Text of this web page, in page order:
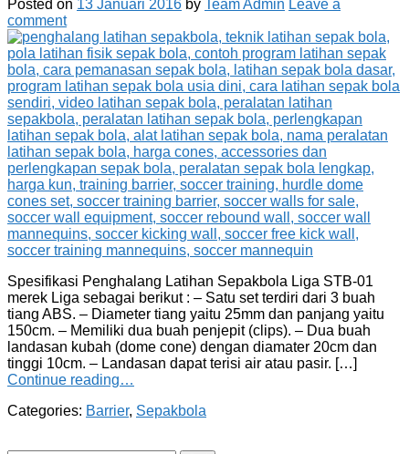
Posted on 13 Januari 2016 by Team Admin Leave a
comment
Spesifikasi Penghalang Latihan Sepakbola Liga STB-01
merek Liga sebagai berikut : – Satu set terdiri dari 3 buah
tiang ABS. – Diameter tiang yaitu 25mm dan panjang yaitu
150cm. – Memiliki dua buah penjepit (clips). – Dua buah
landasan kubah (dome cone) dengan diamater 20cm dan
tinggi 10cm. – Landasan dapat terisi air atau pasir. […]
Continue reading…
Categories: Barrier, Sepakbola